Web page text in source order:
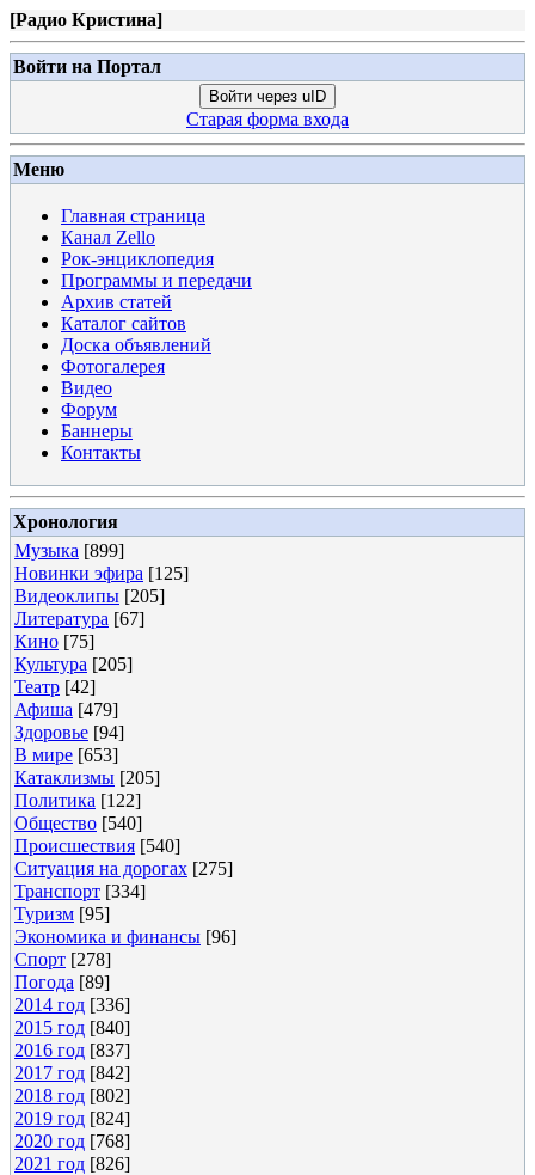
[Радио Кристина]
Войти на Портал
Войти через uID
Старая форма входа
Меню
Главная страница
Канал Zello
Рок-энциклопедия
Программы и передачи
Архив статей
Каталог сайтов
Доска объявлений
Фотогалерея
Видео
Форум
Баннеры
Контакты
Хронология
Музыка [899]
Новинки эфира [125]
Видеоклипы [205]
Литература [67]
Кино [75]
Культура [205]
Театр [42]
Афиша [479]
Здоровье [94]
В мире [653]
Катаклизмы [205]
Политика [122]
Общество [540]
Происшествия [540]
Ситуация на дорогах [275]
Транспорт [334]
Туризм [95]
Экономика и финансы [96]
Спорт [278]
Погода [89]
2014 год [336]
2015 год [840]
2016 год [837]
2017 год [842]
2018 год [802]
2019 год [824]
2020 год [768]
2021 год [826]